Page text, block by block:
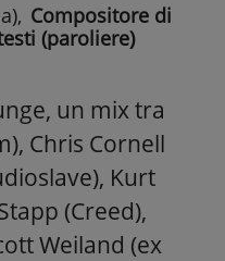
, Compositore di
(paroliere)
un mix tra
Chris Cornell
Kurt
(Creed),
Weiland (ex